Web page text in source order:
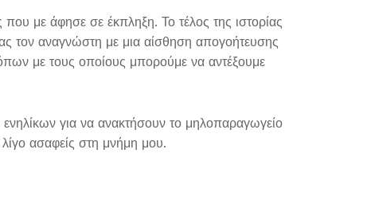
με άφησε σε έκπληξη. Το τέλος της ιστορίας
τον αναγνώστη με μια αίσθηση απογοήτευσης
με τους οποίους μπορούμε να αντέξουμε
για να ανακτήσουν το μηλοπαραγωγείο
ασαφείς στη μνήμη μου.